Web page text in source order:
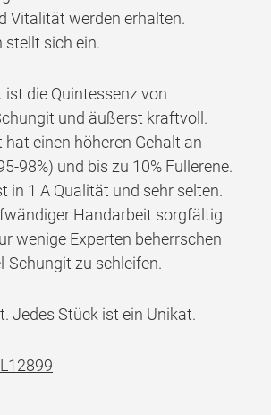
Vitalität werden erhalten.
stellt sich ein.
ist die Quintessenz von
und äußerst kraftvoll.
hat einen höheren Gehalt an
98%) und bis zu 10% Fullerene.
in 1 A Qualität und sehr selten.
Handarbeit sorgfältig
wenige Experten beherrschen
Schungit zu schleifen.
Jedes Stück ist ein Unikat.
L12899